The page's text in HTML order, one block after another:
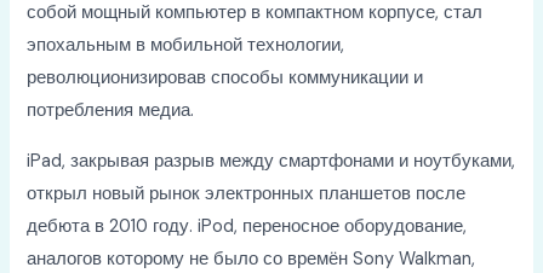
собой мощный компьютер в компактном корпусе, стал
эпохальным в мобильной технологии,
революционизировав способы коммуникации и
потребления медиа.
iPad, закрывая разрыв между смартфонами и ноутбуками,
открыл новый рынок электронных планшетов после
дебюта в 2010 году. iPod, переносное оборудование,
аналогов которому не было со времён Sony Walkman,